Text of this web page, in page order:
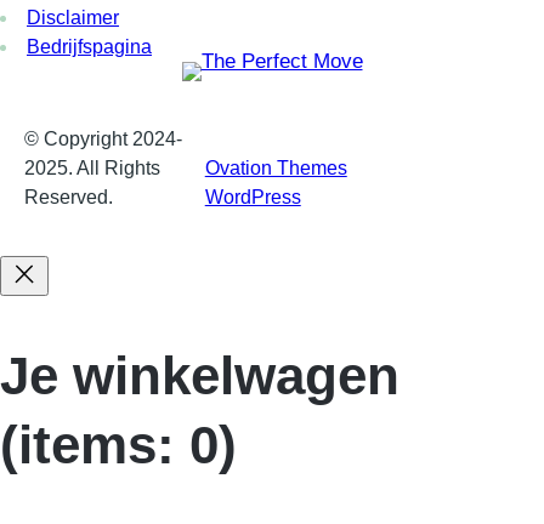
Disclaimer
Bedrijfspagina
© Copyright 2024-
2025. All Rights
Reserved.
Ovation Themesand
WordPress.
Je winkelwagen
(items: 0)